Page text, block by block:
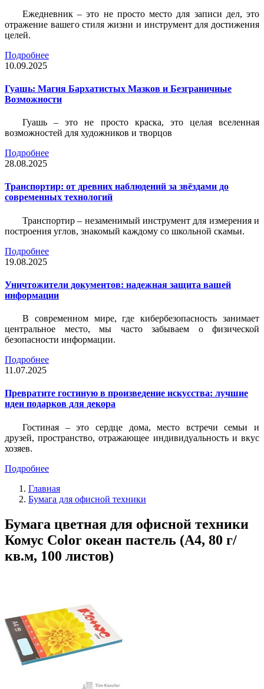
Ежедневник – это не просто место для записи дел, это
отражение вашего стиля жизни и инструмент для достижения
целей.
Подробнее
10.09.2025
Гуашь: Магия Бархатистых Мазков и Безграничные
Возможности
Гуашь – это не просто краска, это целая вселенная
возможностей для художников и творцов
Подробнее
28.08.2025
Транспортир: от древних наблюдений за звёздами до
современных технологий
Транспортир – незаменимый инструмент для измерения и
построения углов, знакомый каждому со школьной скамьи.
Подробнее
19.08.2025
Уничтожители документов: надежная защита вашей
информации
В современном мире, где кибербезопасность занимает
центральное место, мы часто забываем о физической
безопасности информации.
Подробнее
11.07.2025
Превратите гостиную в произведение искусства: лучшие
идеи подарков для декора
Гостиная – это сердце дома, место встречи семьи и
друзей, пространство, отражающее индивидуальность и вкус
хозяев.
Подробнее
Главная
Бумага для офисной техники
Бумага цветная для офисной техники
Комус Color океан пастель (А4, 80 г/
кв.м, 100 листов)